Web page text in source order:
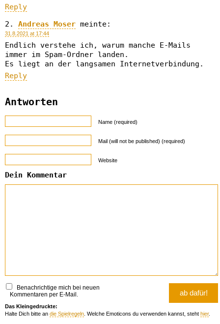
Reply
Andreas Moser meinte:
31.8.2021 at 17:44
Endlich verstehe ich, warum manche E-Mails
immer im Spam-Ordner landen.
Es liegt an der langsamen Internetverbindung.
Reply
Antworten
Name (required)
Mail (will not be published) (required)
Website
Dein Kommentar
Benachrichtige mich bei neuen
Kommentaren per E-Mail.
Das Kleingedruckte:
Halte Dich bitte an die Spielregeln . Welche Emoticons du verwenden kannst, steht hier.